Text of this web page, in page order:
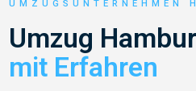
UMZUGSUNTERNEHMEN
Umzug
mit Erfahren